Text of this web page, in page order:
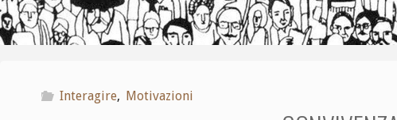
Interagire, Motivazioni